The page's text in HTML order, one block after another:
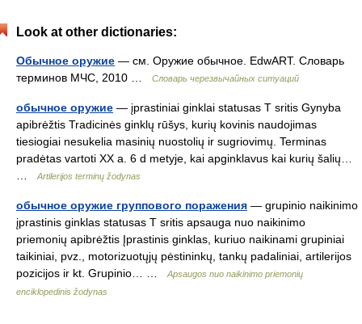
Look at other dictionaries:
Обычное оружие — см. Оружие обычное. EdwART. Словарь
терминов МЧС, 2010 …
Словарь черезвычайных ситуаций
обычное оружие — įprastiniai ginklai statusas T sritis Gynyba
apibrėžtis Tradicinės ginklų rūšys, kurių kovinis naudojimas
tiesiogiai nesukelia masinių nuostolių ir sugriovimų. Terminas
pradėtas vartoti XX a. 6 d metyje, kai apginklavus kai kurių šalių…
Artilerijos terminų žodynas
обычное оружие группового поражения — grupinio naikinimo
įprastinis ginklas statusas T sritis apsauga nuo naikinimo
priemonių apibrėžtis Įprastinis ginklas, kuriuo naikinami grupiniai
taikiniai, pvz., motorizuotųjų pėstininkų, tankų padaliniai, artilerijos
pozicijos ir kt. Grupinio… …
Apsaugos nuo naikinimo priemonių
enciklopedinis žodynas